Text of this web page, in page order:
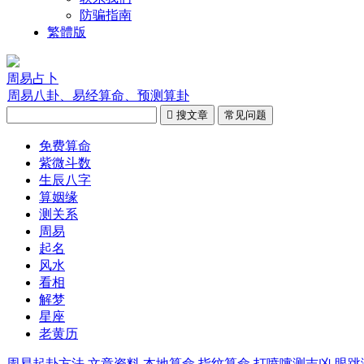
防骗指南
繁體版
周易占卜
周易八卦、易经算命、预测算卦
 搜文章 常见问题
免费算命
紫微斗数
生辰八字
算姻缘
测关系
周易
起名
风水
看相
解梦
星座
老黄历